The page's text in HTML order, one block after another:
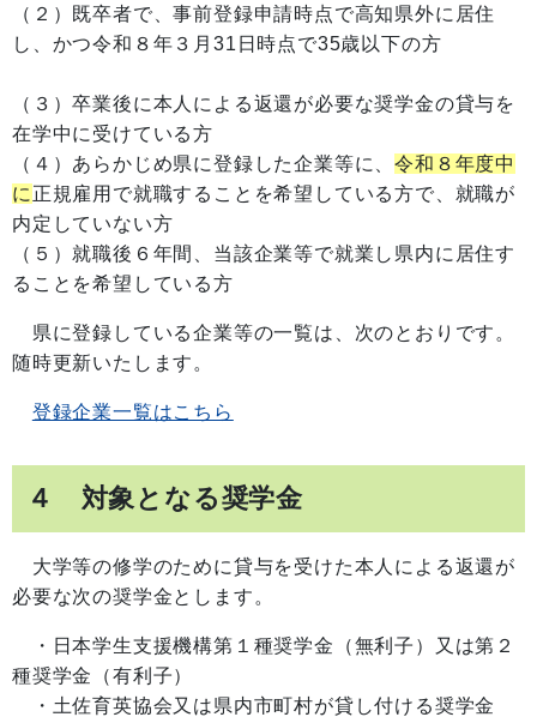
（２）既卒者で、事前登録申請時点で高知県外に居住
し、かつ令和８年３月31日時点で35歳以下の方
（３）卒業後に本人による返還が必要な奨学金の貸与を
在学中に受けている方
（４）あらかじめ県に登録した企業等に、令和８年度中
に 正規雇用で就職することを希望している方で、就職が
内定していない方
（５）就職後６年間、当該企業等で就業し県内に居住す
ることを希望している方
県に登録している企業等の一覧は、次のとおりです。
随時更新いたします。
登録企業一覧はこちら
４ 対象となる奨学金
大学等の修学のために貸与を受けた本人による返還が
必要な次の奨学金とします。
・日本学生支援機構第１種奨学金（無利子）又は第２
種奨学金（有利子）
・土佐育英協会又は県内市町村が貸し付ける奨学金